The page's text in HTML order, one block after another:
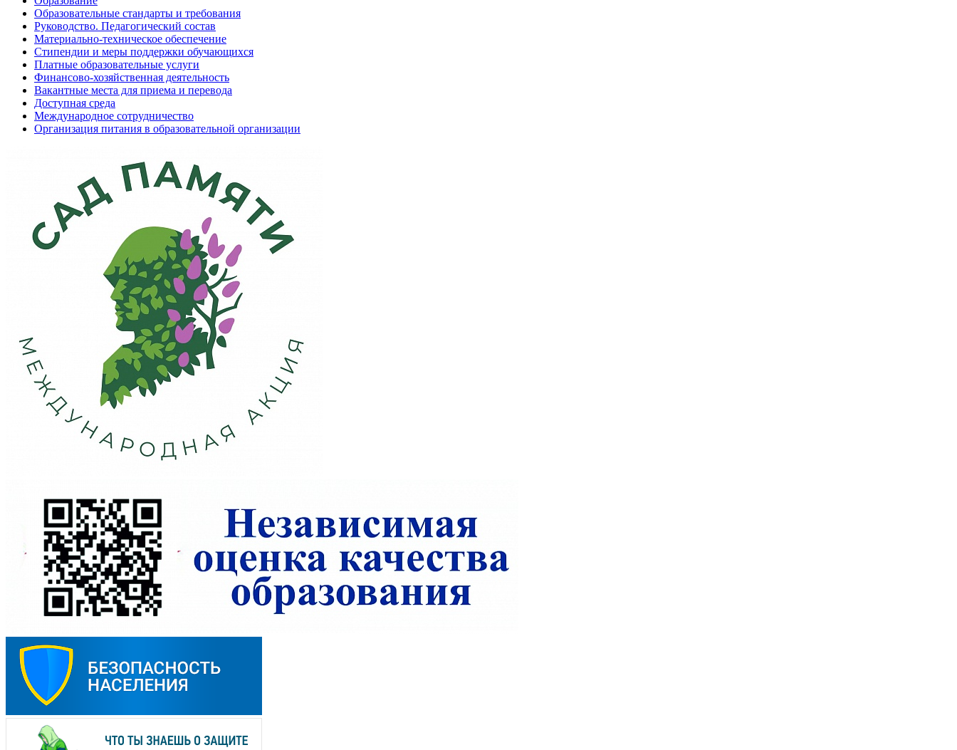
Образовательные стандарты и требования
Руководство. Педагогический состав
Материально-техническое обеспечение
Стипендии и меры поддержки обучающихся
Платные образовательные услуги
Финансово-хозяйственная деятельность
Вакантные места для приема и перевода
Доступная среда
Международное сотрудничество
Организация питания в образовательной организации